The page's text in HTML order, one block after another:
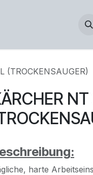
(TROCKENSAUGER)
harte